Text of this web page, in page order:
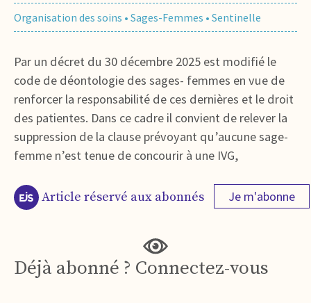
Organisation des soins • Sages-Femmes • Sentinelle
Par un décret du 30 décembre 2025 est modifié le
code de déontologie des sages- femmes en vue de
renforcer la responsabilité de ces dernières et le droit
des patientes. Dans ce cadre il convient de relever la
suppression de la clause prévoyant qu’aucune sage-
femme n’est tenue de concourir à une IVG,
Article réservé aux abonnés Je m'abonne
Déjà abonné ? Connectez-vous